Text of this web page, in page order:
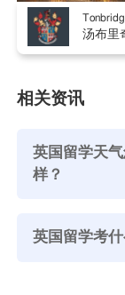
4.在爱尔兰留
560爱镑左右
其中还不包括留
汤布里
相关资讯
英国留学天
样？
英国留学考什